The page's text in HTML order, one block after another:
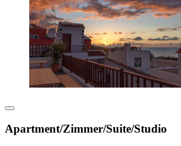
Apartment/Zimmer/Suite/Studio